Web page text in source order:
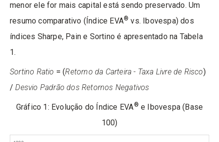
menor ele for mais capital está sendo preservado. Um
resumo comparativo (Índice EVA® vs. Ibovespa) dos
índices Sharpe, Pain e Sortino é apresentado na Tabela
1.
Sortino Ratio = (Retorno da Carteira - Taxa Livre de Risco)
/Desvio Padrão dos Retornos Negativos
Gráfico 1: Evolução do Índice EVA® e Ibovespa (Base
100)